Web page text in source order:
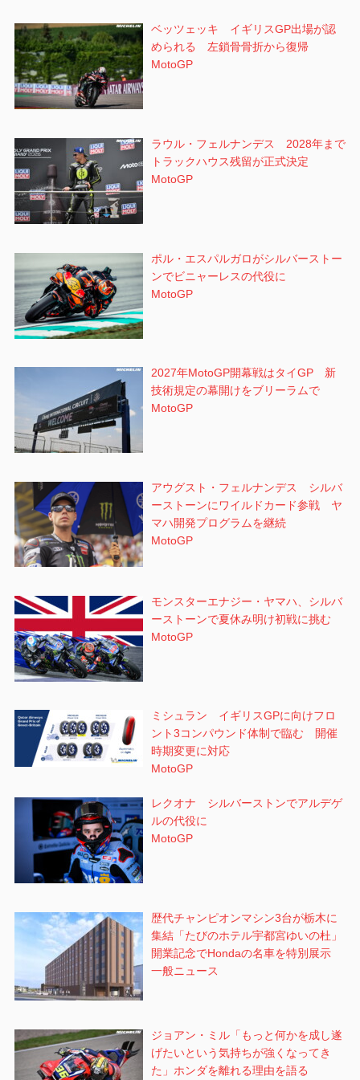
ベッツェッキ イギリスGP出場が認
められる 左鎖骨骨折から復帰
MotoGP
ラウル・フェルナンデス 2028年まで
トラックハウス残留が正式決定
MotoGP
ポル・エスパルガロがシルバーストー
ンでビニャーレスの代役に
MotoGP
2027年MotoGP開幕戦はタイGP 新
技術規定の幕開けをブリーラムで
MotoGP
アウグスト・フェルナンデス シルバ
ーストーンにワイルドカード参戦 ヤ
マハ開発プログラムを継続
MotoGP
モンスターエナジー・ヤマハ、シルバ
ーストーンで夏休み明け初戦に挑む
MotoGP
ミシュラン イギリスGPに向けフロ
ント3コンパウンド体制で臨む 開催
時期変更に対応
MotoGP
レクオナ シルバーストンでアルデゲ
ルの代役に
MotoGP
歴代チャンピオンマシン3台が栃木に
集結「たびのホテル宇都宮ゆいの杜」
開業記念でHondaの名車を特別展示
一般ニュース
ジョアン・ミル「もっと何かを成し遂
げたいという気持ちが強くなってき
た」ホンダを離れる理由を語る